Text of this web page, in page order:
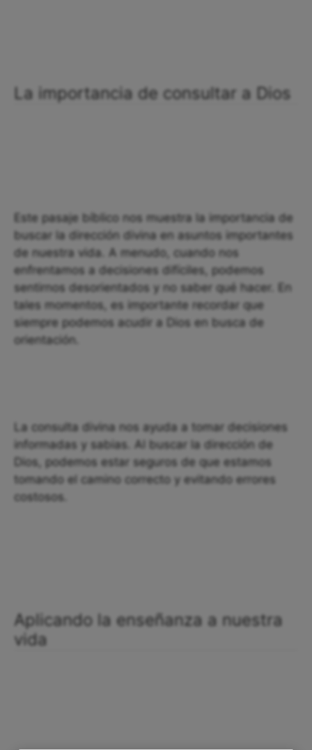
La importancia de consultar a Dios
Este pasaje bíblico nos muestra la importancia de
buscar la dirección divina en asuntos importantes
de nuestra vida. A menudo, cuando nos
enfrentamos a decisiones difíciles, podemos
sentirnos desorientados y no saber qué hacer. En
tales momentos, es importante recordar que
siempre podemos acudir a Dios en busca de
orientación.
La consulta divina nos ayuda a tomar decisiones
informadas y sabias. Al buscar la dirección de
Dios, podemos estar seguros de que estamos
tomando el camino correcto y evitando errores
costosos.
Aplicando la enseñanza a nuestra
vida